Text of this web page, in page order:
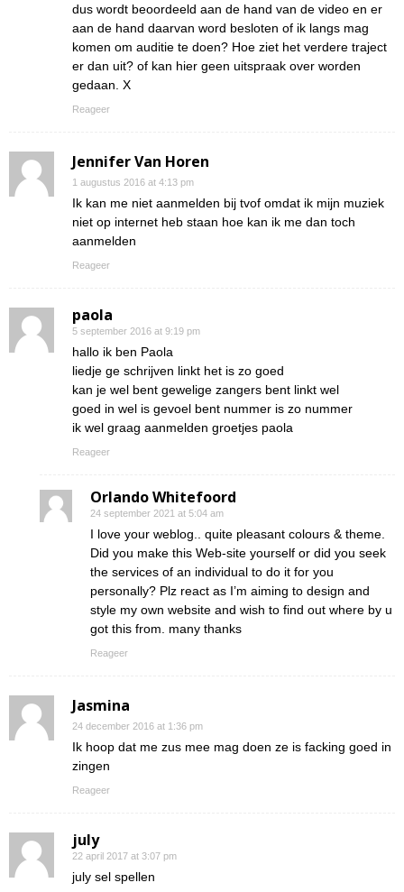
dus wordt beoordeeld aan de hand van de video en er
aan de hand daarvan word besloten of ik langs mag
komen om auditie te doen? Hoe ziet het verdere traject
er dan uit? of kan hier geen uitspraak over worden
gedaan. X
Reageer
Jennifer Van Horen
1 augustus 2016 at 4:13 pm
Ik kan me niet aanmelden bij tvof omdat ik mijn muziek
niet op internet heb staan hoe kan ik me dan toch
aanmelden
Reageer
paola
5 september 2016 at 9:19 pm
hallo ik ben Paola
liedje ge schrijven linkt het is zo goed
kan je wel bent gewelige zangers bent linkt wel
goed in wel is gevoel bent nummer is zo nummer
ik wel graag aanmelden groetjes paola
Reageer
Orlando Whitefoord
24 september 2021 at 5:04 am
I love your weblog.. quite pleasant colours & theme.
Did you make this Web-site yourself or did you seek
the services of an individual to do it for you
personally? Plz react as I’m aiming to design and
style my own website and wish to find out where by u
got this from. many thanks
Reageer
Jasmina
24 december 2016 at 1:36 pm
Ik hoop dat me zus mee mag doen ze is facking goed in
zingen
Reageer
july
22 april 2017 at 3:07 pm
july sel spellen